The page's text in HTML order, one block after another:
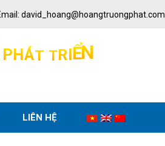
david_hoang@hoangtruongphat.com
PHÁT TRIỂN
LIÊN HỆ